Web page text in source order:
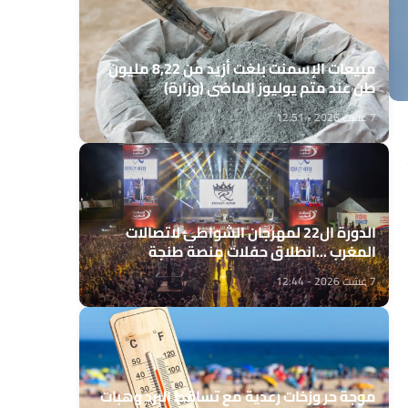
مبيعات الإسمنت بلغت أزيد من 8,22 مليون
طن عند متم يوليوز الماضي (وزارة)
7 غشت 2026 - 12:51
الدورة ال22 لمهرجان الشواطئ لاتصالات
المغرب ...انطلاق حفلات منصة طنجة
7 غشت 2026 - 12:44
موجة حر وزخات رعدية مع تساقط البرد وهبات